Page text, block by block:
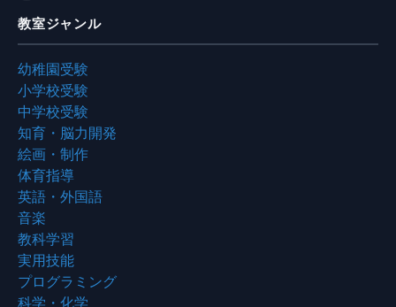
教室ジャンル
幼稚園受験
小学校受験
中学校受験
知育・脳力開発
絵画・制作
体育指導
英語・外国語
音楽
教科学習
実用技能
プログラミング
科学・化学